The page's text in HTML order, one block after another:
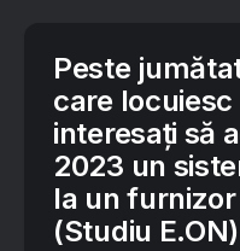
Peste
care
interesați să
2023 un
la un
(Studiu E.ON)